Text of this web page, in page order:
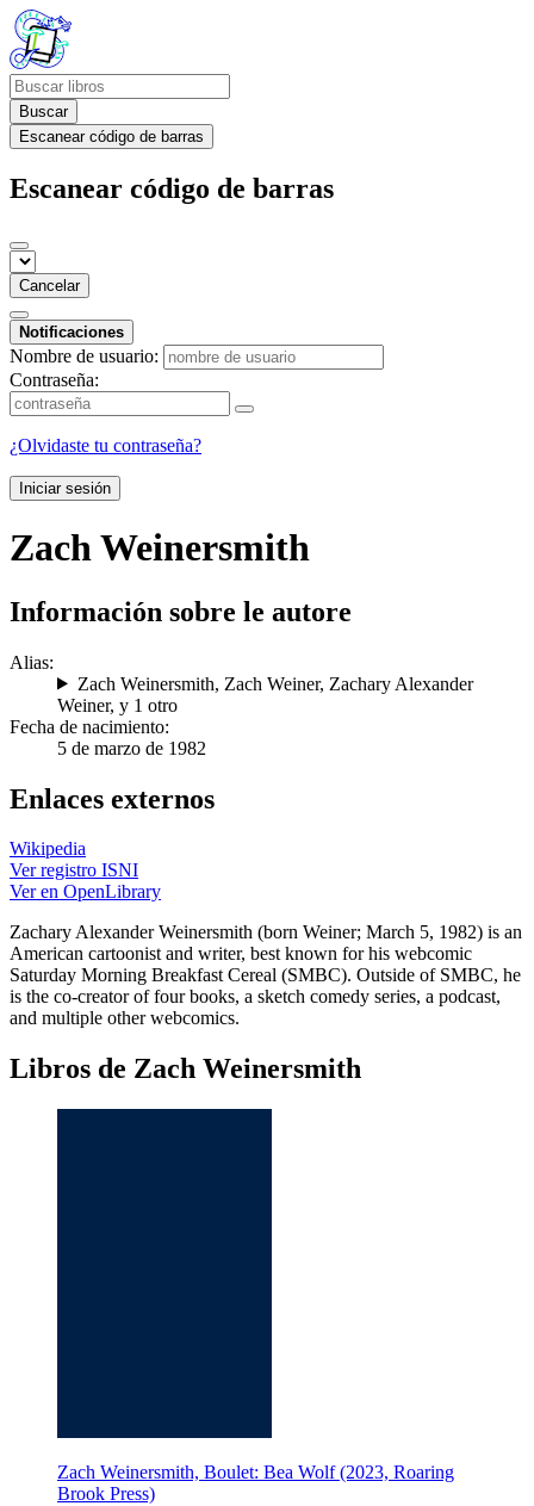
Buscar
Escanear código de barras
Escanear código de barras
Cancelar
Notificaciones
Nombre de usuario:
Contraseña:
¿Olvidaste tu contraseña?
Iniciar sesión
Zach Weinersmith
Información sobre le autore
Alias:
Zach Weinersmith, Zach Weiner, Zachary Alexander
Weiner, y 1 otro
Fecha de nacimiento:
5 de marzo de 1982
Enlaces externos
Wikipedia
Ver registro ISNI
Ver en OpenLibrary
Zachary Alexander Weinersmith (born Weiner; March 5, 1982) is an
American cartoonist and writer, best known for his webcomic
Saturday Morning Breakfast Cereal (SMBC). Outside of SMBC, he
is the co-creator of four books, a sketch comedy series, a podcast,
and multiple other webcomics.
Libros de Zach Weinersmith
Zach Weinersmith, Boulet: Bea Wolf (2023, Roaring
Brook Press)